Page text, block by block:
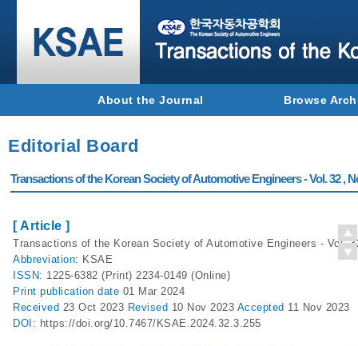
About the Journal Browse
Editorial Board
Transactions of the Korean Society of Automotive Engineers - Vol. 32 ,
[ Article ]
Transactions of the Korean Society of Automotive Engineers - Vol.
Abbreviation: KSAE
ISSN: 1225-6382 (Print) 2234-0149 (Online)
Print publication date 01 Mar 2024
Received 23 Oct 2023 Revised 10 Nov 2023 Accepted 11 Nov 2023
DOI: https://doi.org/10.7467/KSAE.2024.32.3.255